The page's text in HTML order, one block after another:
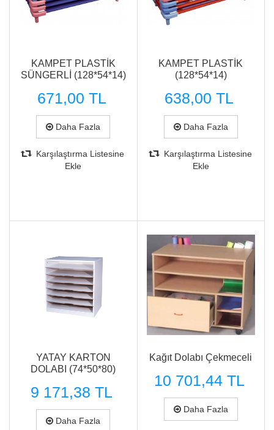
KAMPET PLASTİK
SÜNGERLİ (128*54*14)
671,00 TL
Daha Fazla
Karşılaştırma Listesine
Ekle
KAMPET PLASTİK
(128*54*14)
638,00 TL
Daha Fazla
Karşılaştırma Listesine
Ekle
YATAY KARTON
DOLABI (74*50*80)
9 171,38 TL
Daha Fazla
Kağıt Dolabı Çekmeceli
10 701,44 TL
Daha Fazla